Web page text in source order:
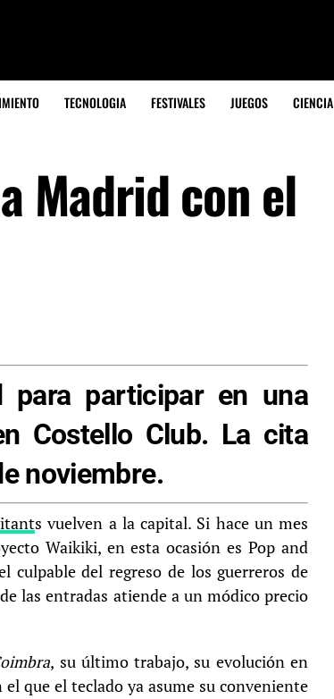
TECNOLOGIA FESTIVALES JUEGOS CIENCIA
Madrid con el
para participar en una
Costello Club. La cita
noviembre.
s vuelven a la capital. Si hace un mes
Waikiki, en esta ocasión es Pop and
culpable del regreso de los guerreros de
las entradas atiende a un módico precio
, su último trabajo, su evolución en
que el teclado ya asume su conveniente